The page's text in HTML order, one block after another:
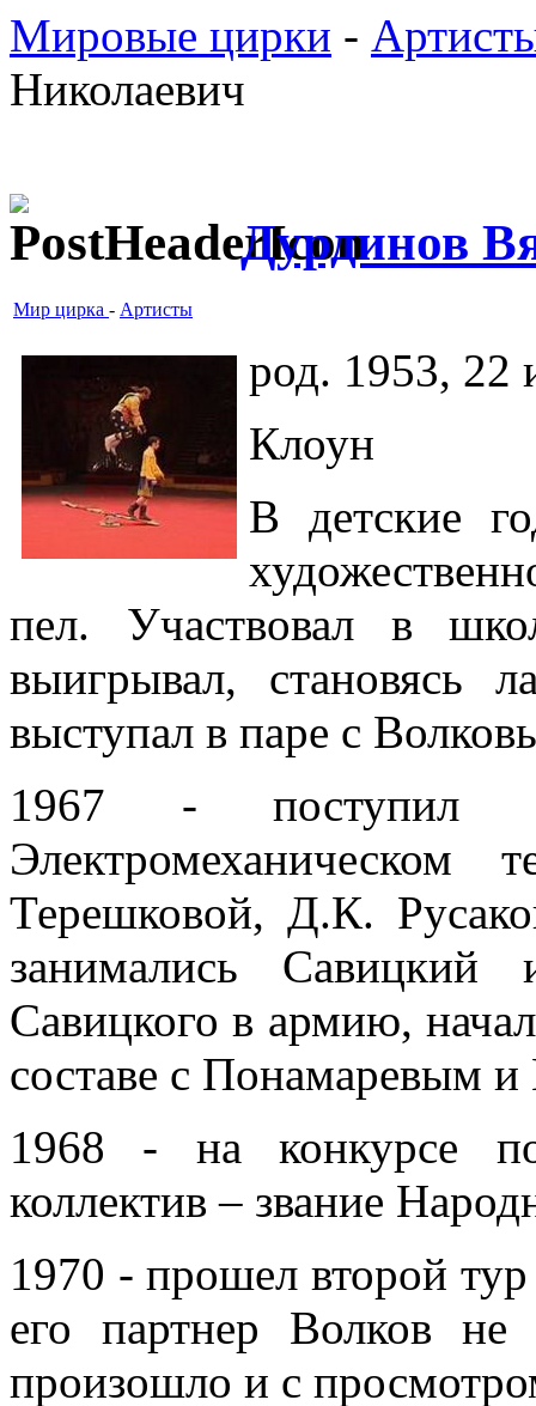
Мировые цирки -
Николаевич
Дурдинов
Мир цирка - Артисты
род. 1953, 22
Клоун
В детские
пел. Участвовал в
выигрывал, становясь
выступал в паре с
1967 - поступил
Электромеханическом
Терешковой, Д.К.
занимались
Савицкого в армию,
составе с Понамаревым
1968 - на конкурсе
коллектив – звание
1970 - прошел второй
его партнер Волков
произошло и с